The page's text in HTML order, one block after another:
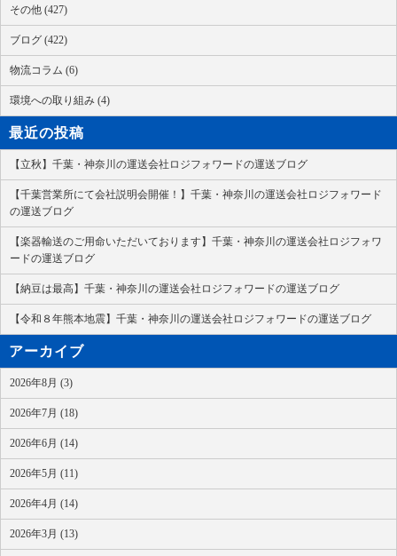
その他 (427)
ブログ (422)
物流コラム (6)
環境への取り組み (4)
最近の投稿
【立秋】千葉・神奈川の運送会社ロジフォワードの運送ブログ
【千葉営業所にて会社説明会開催！】千葉・神奈川の運送会社ロジフォワード
の運送ブログ
【楽器輸送のご用命いただいております】千葉・神奈川の運送会社ロジフォワ
ードの運送ブログ
【納豆は最高】千葉・神奈川の運送会社ロジフォワードの運送ブログ
【令和８年熊本地震】千葉・神奈川の運送会社ロジフォワードの運送ブログ
アーカイブ
2026年8月 (3)
2026年7月 (18)
2026年6月 (14)
2026年5月 (11)
2026年4月 (14)
2026年3月 (13)